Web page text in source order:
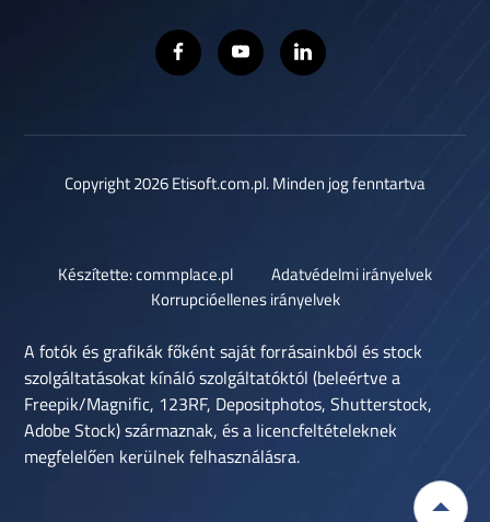
Copyright 2026 Etisoft.com.pl. Minden jog fenntartva
Készítette: commplace.pl
Adatvédelmi irányelvek
Korrupcióellenes irányelvek
A fotók és grafikák főként saját forrásainkból és stock
szolgáltatásokat kínáló szolgáltatóktól (beleértve a
Freepik/Magnific, 123RF, Depositphotos, Shutterstock,
Adobe Stock) származnak, és a licencfeltételeknek
megfelelően kerülnek felhasználásra.